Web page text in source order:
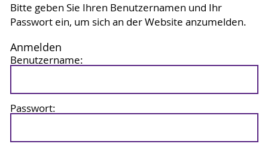
Bitte geben Sie Ihren Benutzernamen und Ihr
Passwort ein, um sich an der Website anzumelden.
Anmelden
Benutzername:
Passwort: